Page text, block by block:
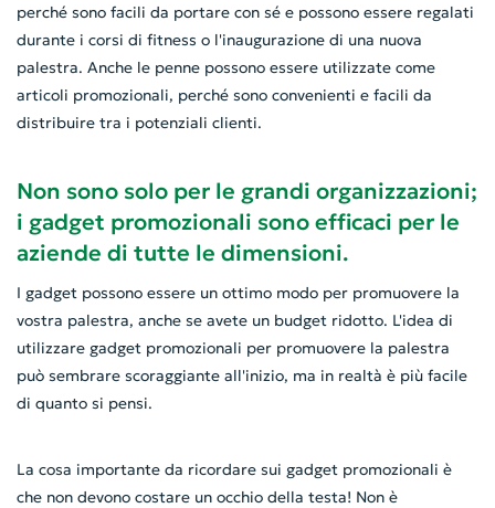
perché sono facili da portare con sé e possono essere regalati
durante i corsi di fitness o l'inaugurazione di una nuova
palestra. Anche le penne possono essere utilizzate come
articoli promozionali, perché sono convenienti e facili da
distribuire tra i potenziali clienti.
Non sono solo per le grandi organizzazioni;
i gadget promozionali sono efficaci per le
aziende di tutte le dimensioni.
I gadget possono essere un ottimo modo per promuovere la
vostra palestra, anche se avete un budget ridotto. L'idea di
utilizzare gadget promozionali per promuovere la palestra
può sembrare scoraggiante all'inizio, ma in realtà è più facile
di quanto si pensi.
La cosa importante da ricordare sui gadget promozionali è
che non devono costare un occhio della testa! Non è